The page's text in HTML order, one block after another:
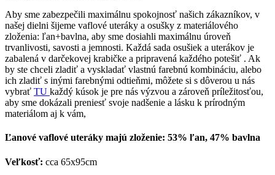
Aby sme zabezpečili maximálnu spokojnosť našich zákazníkov, v
našej dielni šijeme vaflové uteráky a osušky z materiálového
zloženia: ľan+bavlna, aby sme dosiahli maximálnu úroveň
trvanlivosti, savosti a jemnosti. Každá sada osušiek a uterákov je
zabalená v darčekovej krabičke a pripravená každého potešiť . Ak
by ste chceli zladiť a vyskladať vlastnú farebnú kombináciu, alebo
ich zladiť s inými farebnými odtieňmi, môžete si s dôverou u nás
vybrať TU každý kúsok je pre nás výzvou a zároveň príležitosťou,
aby sme dokázali preniesť svoje nadšenie a lásku k prírodným
materiálom aj k vám,
Ľanové vaflové uteráky majú zloženie: 53% ľan, 47% bavlna
Veľkosť: cca 65x95cm